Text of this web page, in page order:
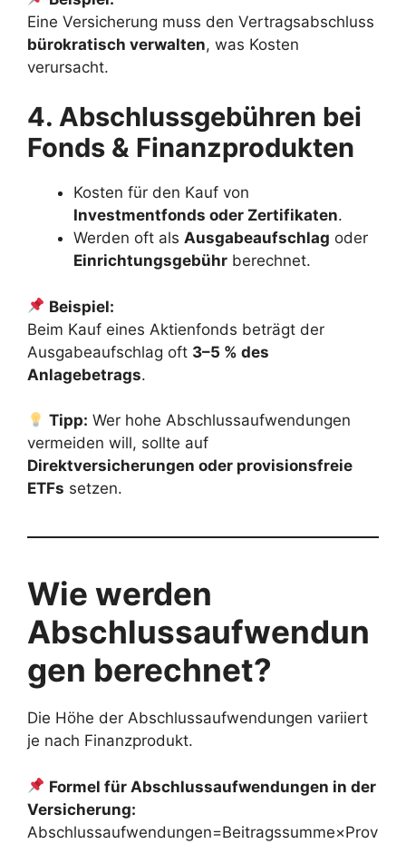
Eine Versicherung muss den Vertragsabschluss
bürokratisch verwalten, was Kosten
verursacht.
4. Abschlussgebühren bei
Fonds & Finanzprodukten
Kosten für den Kauf von
Investmentfonds oder Zertifikaten.
Werden oft als Ausgabeaufschlag oder
Einrichtungsgebühr berechnet.
Beispiel:
Beim Kauf eines Aktienfonds beträgt der
Ausgabeaufschlag oft 3–5 % des
Anlagebetrags.
Tipp: Wer hohe Abschlussaufwendungen
vermeiden will, sollte auf
Direktversicherungen oder provisionsfreie
ETFs setzen.
Wie werden
Abschlussaufwendun
gen berechnet?
Die Höhe der Abschlussaufwendungen variiert
je nach Finanzprodukt.
Formel für Abschlussaufwendungen in der
Versicherung:
Abschlussaufwendungen=Beitragssumme×Prov